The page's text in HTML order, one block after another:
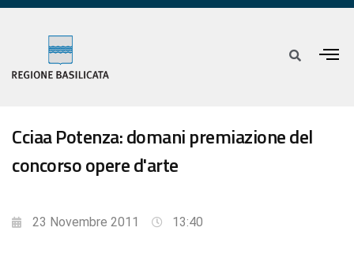
Cciaa Potenza: domani premiazione del
concorso opere d'arte
23 Novembre 2011 13:40